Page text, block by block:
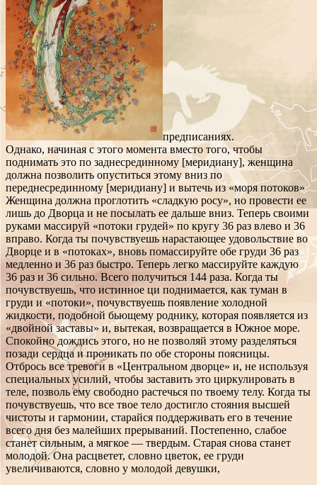
предписаниях.
Однако, начиная с этого момента вместо того, чтобы
поднимать это по заднесрединному [меридиану], женщина
должна позволить опуститься этому вниз по
переднесрединному [меридиану] и вытечь из «моря потоков»
Женщина должна проглотить «сладкую росу», но провести ее
лишь до Дворца и не посылать ее дальше вниз. Теперь своими
руками массируй «потоки грудей» по кругу 36 раз влево и 36
вправо. Когда ты почувствуешь нарастающее удовольствие во
Дворце и в «потоках», вновь помассируйте обе груди 36 раз
медленно и 36 раз быстро. Теперь легко массируйте каждую
36 раз и 36 сильно. Всего получиться 144 раза. Когда ты
почувствуешь, что истинное ци поднимается, как туман в
груди и «потоки», почувствуешь появление холодной
жидкости, подобной бьющему роднику, которая появляется из
«двойной заставы» и, вытекая, возвращается в Южное море.
Спокойно дождись этого, но не позволяй этому разделяться
позади сердца и проникать по обе стороны поясницы.
Отбрось все тревоги в «Центральном дворце» и, не используя
специальных усилий, чтобы заставить это циркулировать в
теле, позволь ему свободно растечься по твоему телу. Когда ты
почувствуешь, что все твое тело достигло стояния высшей
чистоты и гармонии, старайся поддерживать его в течение
всего дня без малейших прерываний. Постепенно, слабое
станет сильным, а мягкое — твердым. Старая снова станет
молодой. Она расцветет, словно цветок, ее груди
увеличиваются, словно у молодой девушки,